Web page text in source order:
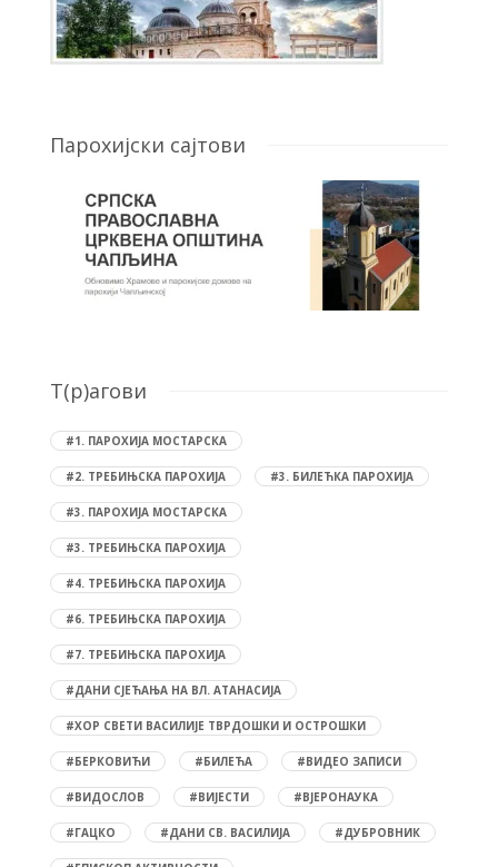
Парохијски сајтови
T(р)агови
#1. ПАРОХИЈА МОСТАРСКА
#2. ТРЕБИЊСКА ПАРОХИЈА #3. БИЛЕЋКА ПАРОХИЈА
#3. ПАРОХИЈА МОСТАРСКА
#3. ТРЕБИЊСКА ПАРОХИЈА
#4. ТРЕБИЊСКА ПАРОХИЈА
#6. ТРЕБИЊСКА ПАРОХИЈА
#7. ТРЕБИЊСКА ПАРОХИЈА
#ДАНИ СЈЕЋАЊА НА ВЛ. АТАНАСИЈА
#ХОР СВЕТИ ВАСИЛИЈЕ ТВРДОШКИ И ОСТРОШКИ
#БЕРКОВИЋИ #БИЛЕЋА #ВИДЕО ЗАПИСИ
#ВИДОСЛОВ #ВИЈЕСТИ #ВЈЕРОНАУКА
#ГАЦКО #ДАНИ СВ. ВАСИЛИЈА #ДУБРОВНИК